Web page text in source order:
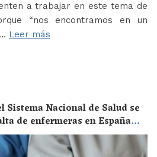
a trabajar en este tema de
“nos encontramos en un
Leer más
Sistema Nacional de Salud se
de enfermeras en España
para la salud de toda la